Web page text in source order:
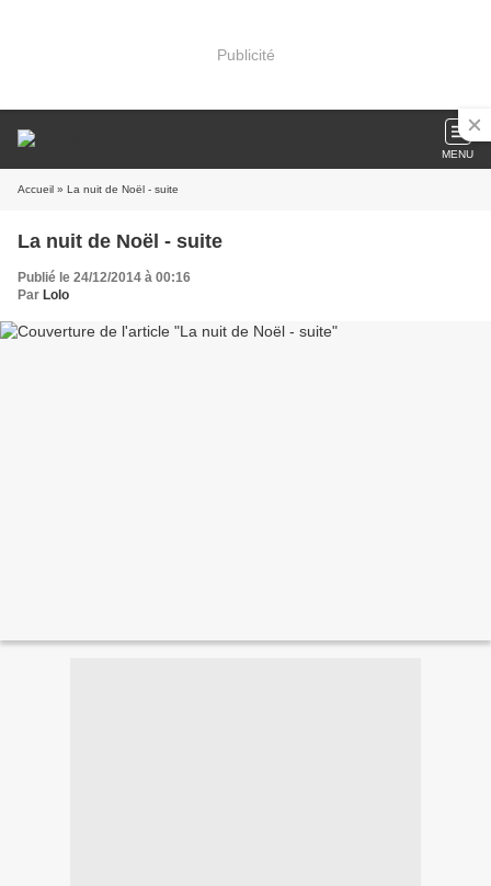
Publicité
MENU
Accueil » La nuit de Noël - suite
La nuit de Noël - suite
Publié le 24/12/2014 à 00:16
Par Lolo